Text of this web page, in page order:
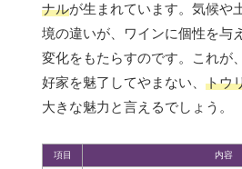
ナルが生まれています。気候や
境の違いが、ワインに個性を与
変化をもたらすのです。これが
好家を魅了してやまない、 トウ
大きな魅力と言えるでしょう。
項目 内容